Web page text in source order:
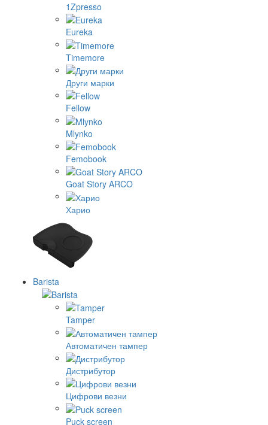
1Zpresso
Eureka
Timemore
Други марки
Fellow
Mlynko
Femobook
Goat Story ARCO
Харио
Barista
Tamper
Автоматичен тампер
Дистрибутор
Цифрови везни
Puck screen